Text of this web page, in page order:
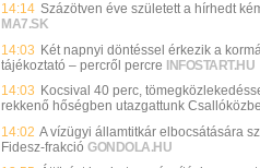
14:14 Százötven éve született a hírhedt
MA7.SK
14:03 Két napnyi döntéssel érkezik a
tájékoztató – percről percre INFOSTART.HU
14:03 Kocsival 40 perc,
rekkenő hőségben utazgattunk
14:02 A vízügyi államtitkár elbocsátására
Fidesz-frakció GONDOLA.HU